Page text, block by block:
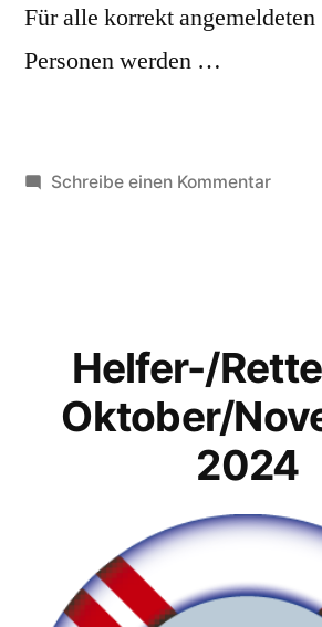
Für alle korrekt angemeldeten
Personen werden …
Schreibe einen Kommentarzu
Helfer-/
Oktober/
2024